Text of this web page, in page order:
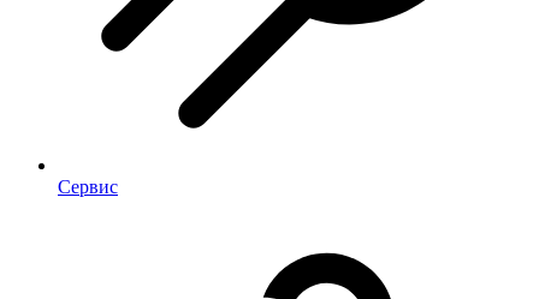
Сервис